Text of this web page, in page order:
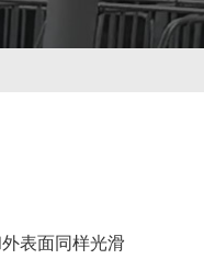
表面同样光滑